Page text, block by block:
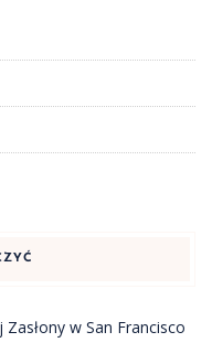
w San Francisco